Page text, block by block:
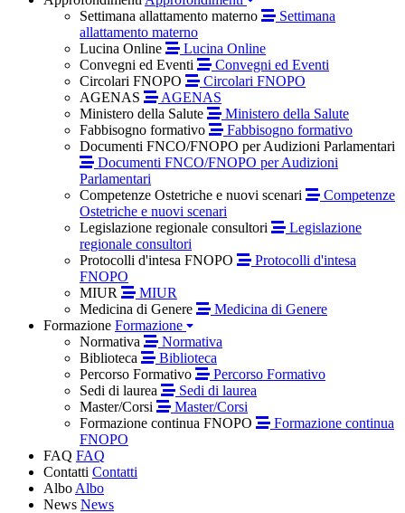
Settimana allattamento materno
Settimana
allattamento materno
Lucina Online
Lucina Online
Convegni ed Eventi
Convegni ed Eventi
Circolari FNOPO
Circolari FNOPO
AGENAS
AGENAS
Ministero della Salute
Ministero della Salute
Fabbisogno formativo
Fabbisogno formativo
Documenti FNCO/FNOPO per Audizioni Parlamentari
Documenti FNCO/FNOPO per Audizioni
Parlamentari
Competenze Ostetriche e nuovi scenari
Competenze
Ostetriche e nuovi scenari
Legislazione regionale consultori
Legislazione
regionale consultori
Protocolli d'intesa FNOPO
Protocolli d'intesa
FNOPO
MIUR
MIUR
Medicina di Genere
Medicina di Genere
Formazione Formazione
Normativa
Normativa
Biblioteca
Biblioteca
Percorso Formativo
Percorso Formativo
Sedi di laurea
Sedi di laurea
Master/Corsi
Master/Corsi
Formazione continua FNOPO
Formazione continua
FNOPO
FAQ FAQ
Contatti Contatti
Albo Albo
News News